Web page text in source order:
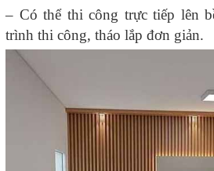
– Có thể thi công trực tiếp lên
trình thi công, tháo lắp đơn giản.